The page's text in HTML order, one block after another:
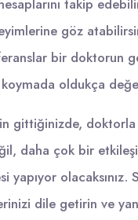
takip
göz
bir doktorun
oldukça
gittiğinizde,
daha çok bir
yapıyor olacaksınız.
dile getirin ve